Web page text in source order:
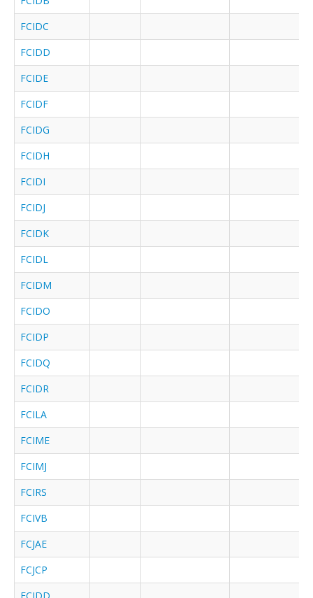
FCIDC
FCIDD
FCIDE
FCIDF
FCIDG
FCIDH
FCIDI
FCIDJ
FCIDK
FCIDL
FCIDM
FCIDO
FCIDP
FCIDQ
FCIDR
FCILA
FCIME
FCIMJ
FCIRS
FCIVB
FCJAE
FCJCP